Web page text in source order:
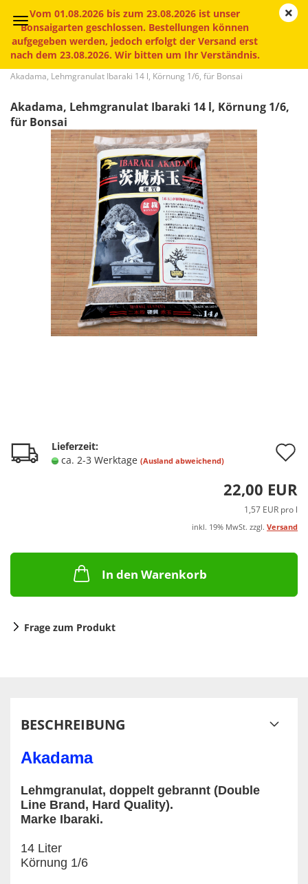
Vom 01.08.2026 bis zum 23.08.2026 ist unser
Bonsaigarten geschlossen. Bestellungen können
aufgegeben werden, jedoch erfolgt der Versand erst
nach dem 23.08.2026. Wir bitten um Ihr Verständnis.
Startseite » Substrate »
Akadama, Lehmgranulat Ibaraki 14 l, Körnung 1/6, für Bonsai
Akadama, Lehmgranulat Ibaraki 14 l, Körnung 1/6,
für Bonsai
Lieferzeit:
ca. 2-3 Werktage (Ausland abweichend)
22,00 EUR
1,57 EUR pro l
inkl. 19% MwSt. zzgl. Versand
In den Warenkorb
Frage zum Produkt
BESCHREIBUNG
Akadama
Lehmgranulat, doppelt gebrannt (Double
Line Brand, Hard Quality).
Marke Ibaraki.
14 Liter
Körnung 1/6